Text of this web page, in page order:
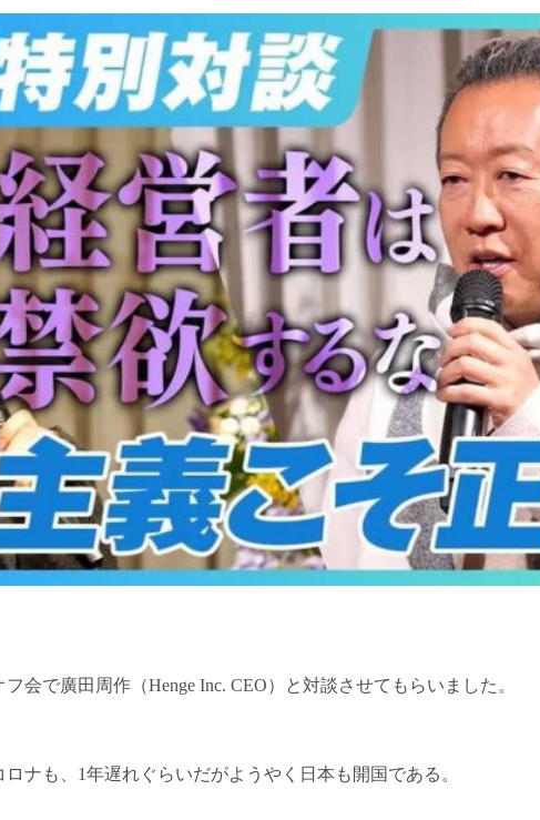
会で廣田周作（Henge Inc. CEO）と対談させてもらいました。
ナも、1年遅れぐらいだがようやく日本も開国である。